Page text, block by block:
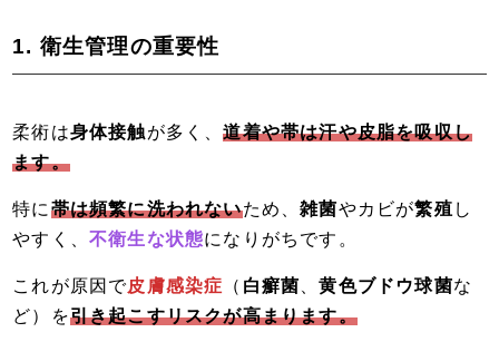
1. 衛生管理の重要性
柔術は身体接触が多く、道着や帯は汗や皮脂を吸収し
ます。
特に 帯は頻繁に洗われないため、雑菌やカビが繁殖 し
やすく、不衛生な状態になりがちです。
これが原因で皮膚感染症 （ 白癬菌 、黄色ブドウ球菌な
ど）を引き起こすリスクが高まります。